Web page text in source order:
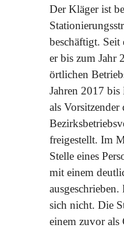
Der Kläger ist
beschäftigt.
er bis zum Jahr
örtlichen
Jahren 2017
als Vorsitzender
freigestellt. Im
Stelle eines
mit einem
sich nicht. Die
einem zuvor als